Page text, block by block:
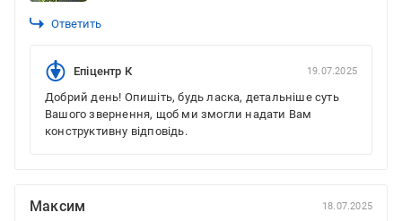
Ответить
Епіцентр К 19.07.2025
Добрий день! Опишіть, будь ласка, детальніше суть
Вашого звернення, щоб ми змогли надати Вам
конструктивну відповідь.
Максим
18.07.2025